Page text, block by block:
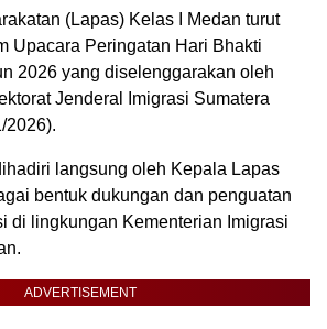
(Lapas) Kelas I Medan turut
Upacara Peringatan Hari Bhakti
2026 yang diselenggarakan oleh
Jenderal Imigrasi Sumatera
2026).
langsung oleh Kepala Lapas
bentuk dukungan dan penguatan
di lingkungan Kementerian Imigrasi
ADVERTISEMENT